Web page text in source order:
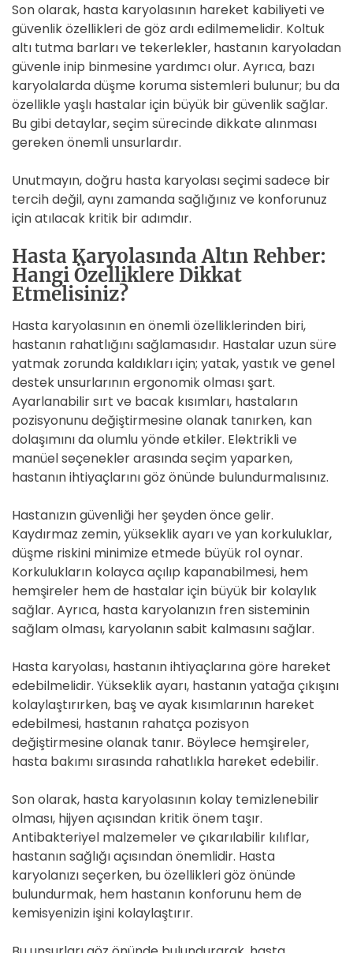
Son olarak, hasta karyolasının hareket kabiliyeti ve
güvenlik özellikleri de göz ardı edilmemelidir. Koltuk
altı tutma barları ve tekerlekler, hastanın karyoladan
güvenle inip binmesine yardımcı olur. Ayrıca, bazı
karyolalarda düşme koruma sistemleri bulunur; bu da
özellikle yaşlı hastalar için büyük bir güvenlik sağlar.
Bu gibi detaylar, seçim sürecinde dikkate alınması
gereken önemli unsurlardır.
Unutmayın, doğru hasta karyolası seçimi sadece bir
tercih değil, aynı zamanda sağlığınız ve konforunuz
için atılacak kritik bir adımdır.
Hasta Karyolasında Altın Rehber:
Hangi Özelliklere Dikkat
Etmelisiniz?
Hasta karyolasının en önemli özelliklerinden biri,
hastanın rahatlığını sağlamasıdır. Hastalar uzun süre
yatmak zorunda kaldıkları için; yatak, yastık ve genel
destek unsurlarının ergonomik olması şart.
Ayarlanabilir sırt ve bacak kısımları, hastaların
pozisyonunu değiştirmesine olanak tanırken, kan
dolaşımını da olumlu yönde etkiler. Elektrikli ve
manüel seçenekler arasında seçim yaparken,
hastanın ihtiyaçlarını göz önünde bulundurmalısınız.
Hastanızın güvenliği her şeyden önce gelir.
Kaydırmaz zemin, yükseklik ayarı ve yan korkuluklar,
düşme riskini minimize etmede büyük rol oynar.
Korkulukların kolayca açılıp kapanabilmesi, hem
hemşireler hem de hastalar için büyük bir kolaylık
sağlar. Ayrıca, hasta karyolanızın fren sisteminin
sağlam olması, karyolanın sabit kalmasını sağlar.
Hasta karyolası, hastanın ihtiyaçlarına göre hareket
edebilmelidir. Yükseklik ayarı, hastanın yatağa çıkışını
kolaylaştırırken, baş ve ayak kısımlarının hareket
edebilmesi, hastanın rahatça pozisyon
değiştirmesine olanak tanır. Böylece hemşireler,
hasta bakımı sırasında rahatlıkla hareket edebilir.
Son olarak, hasta karyolasının kolay temizlenebilir
olması, hijyen açısından kritik önem taşır.
Antibakteriyel malzemeler ve çıkarılabilir kılıflar,
hastanın sağlığı açısından önemlidir. Hasta
karyolanızı seçerken, bu özellikleri göz önünde
bulundurmak, hem hastanın konforunu hem de
kemisyenizin işini kolaylaştırır.